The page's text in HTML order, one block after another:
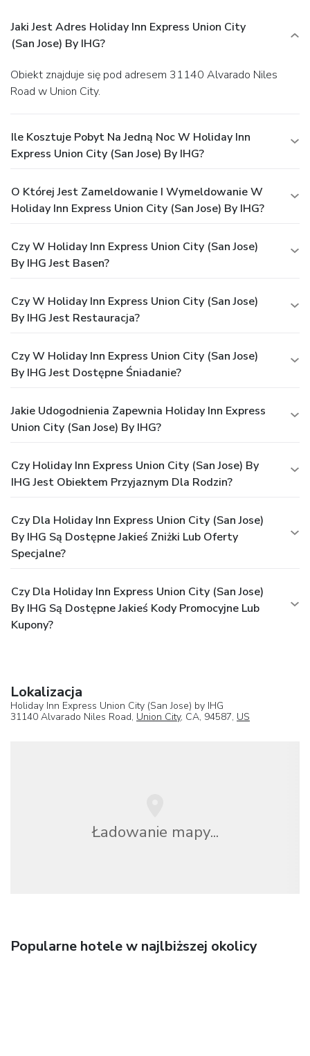
Jaki Jest Adres Holiday Inn Express Union City
(San Jose) By IHG?
Obiekt znajduje się pod adresem 31140 Alvarado Niles
Road w Union City.
Ile Kosztuje Pobyt Na Jedną Noc W Holiday Inn
Express Union City (San Jose) By IHG?
O Której Jest Zameldowanie I Wymeldowanie W
Holiday Inn Express Union City (San Jose) By IHG?
Czy W Holiday Inn Express Union City (San Jose)
By IHG Jest Basen?
Czy W Holiday Inn Express Union City (San Jose)
By IHG Jest Restauracja?
Czy W Holiday Inn Express Union City (San Jose)
By IHG Jest Dostępne Śniadanie?
Jakie Udogodnienia Zapewnia Holiday Inn Express
Union City (San Jose) By IHG?
Czy Holiday Inn Express Union City (San Jose) By
IHG Jest Obiektem Przyjaznym Dla Rodzin?
Czy Dla Holiday Inn Express Union City (San Jose)
By IHG Są Dostępne Jakieś Zniżki Lub Oferty
Specjalne?
Czy Dla Holiday Inn Express Union City (San Jose)
By IHG Są Dostępne Jakieś Kody Promocyjne Lub
Kupony?
Lokalizacja
Holiday Inn Express Union City (San Jose) by IHG
31140 Alvarado Niles Road, Union City, CA, 94587, US
Ładowanie mapy...
Popularne hotele w najlbiższej okolicy